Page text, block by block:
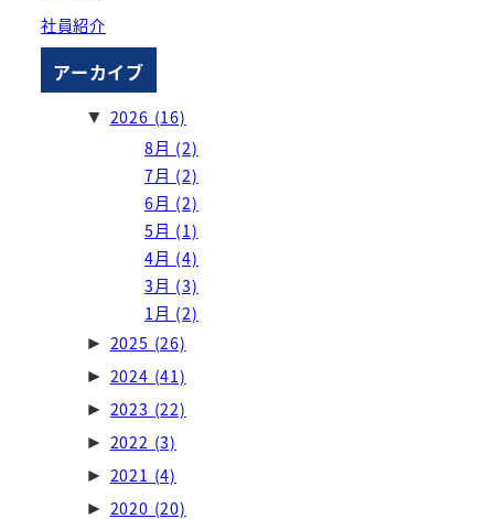
社員紹介
アーカイブ
▼ 2026 (16)
8月 (2)
7月 (2)
6月 (2)
5月 (1)
4月 (4)
3月 (3)
1月 (2)
► 2025 (26)
► 2024 (41)
► 2023 (22)
► 2022 (3)
► 2021 (4)
► 2020 (20)